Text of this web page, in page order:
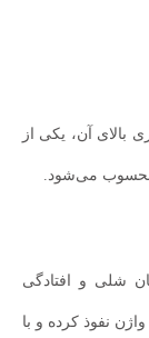
بالای آن، یکی از
محسوب می‌شود.
شلی و افتادگی
نفوذ کرده و با